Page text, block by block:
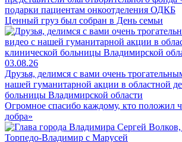
подарки пациентам онкоотделения ОДКБ
Ценный груз был собран в День семьи
03.08.26
Друзья, делимся с вами очень
нашей гуманитарной акции в областной
больницы Владимирской области
Огромное спасибо каждому, кто положил
добра»